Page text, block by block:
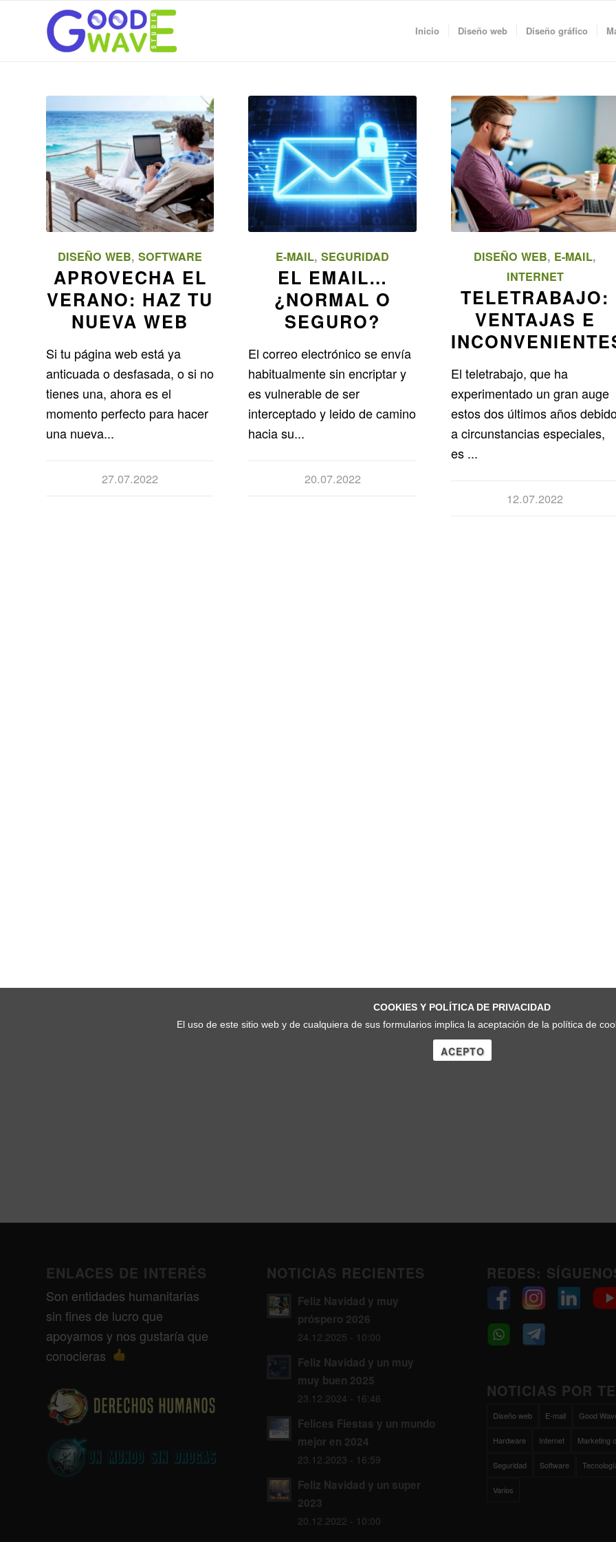
Inicio Diseño web Diseño gráfico
DISEÑO WEB,SOFTWARE
APROVECHA EL
VERANO: HAZ TU
NUEVA WEB
Si tu página web está ya
anticuada o desfasada, o si no
tienes una, ahora es el
momento perfecto para hacer
una nueva...
27.07.2022
E-MAIL,SEGURIDAD
EL EMAIL…
¿NORMAL O
SEGURO?
El correo electrónico se envía
habitualmente sin encriptar y
es vulnerable de ser
interceptado y leido de camino
hacia su...
20.07.2022
DISEÑO WEB, E-MAIL,
INTERNET
TELETRABAJO:
VENTAJAS E
El teletrabajo, que ha
experimentado un gran auge
estos dos últimos años
a circunstancias especiales,
es ...
12.07.2022
ENLACES DE INTERÉS
Son entidades humanitarias
sin fines de lucro que
apoyamos y nos gustaría que
conocieras
NOTICIAS RECIENTES
Feliz Navidad y muy
próspero 2026
24.12.2025 - 10:00
Feliz Navidad y un muy
muy buen 2025
23.12.2024 - 16:46
Felices Fiestas y un mundo
mejor en 2024
23.12.2023 - 16:59
Feliz Navidad y un super
2023
20.12.2022 - 10:00
REDES:
NOTICIAS POR
Diseño web E-mail Good
Hardware Internet Marketing
Seguridad Software
Varios
COOKIES Y POLÍTICA DE PRIVACIDAD
El uso de este sitio web y de cualquiera de sus formularios implica la aceptación de la política de
ACEPTO